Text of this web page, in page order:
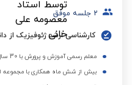
2 جلسه موفق
کارشناسی ارشد ژئوفیزیک از
معلم رسمی آموزش و پرورش با 30 سال سابقه تدریس
بیش از شش ماه همکاری با مجموعه